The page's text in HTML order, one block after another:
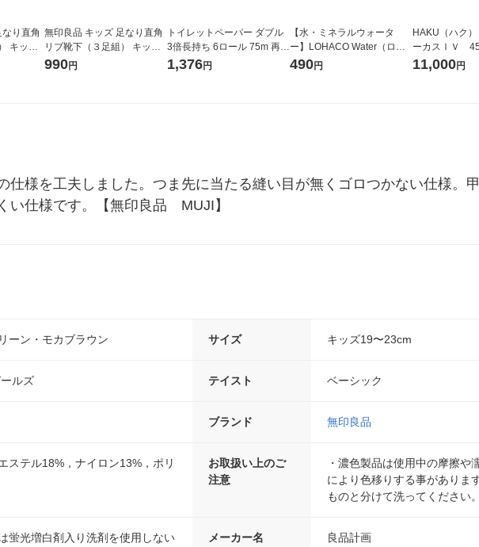
り直角
キッズ
品計画
無印良品 キッズ 足なり直角
リブ靴下（３足組） キッズ
１９〜２３ｃｍ 薄ブルー グ
990円
トイレットペーパー ダブル
3倍長持ち 6ロール 75m 再生
紙配合 スコッティフラワー
1,376円
【水・ミネラルウォータ
ー】LOHACO Water（ロハ
コウォーター）2L ラベルレ
490円
HAKU（ハク
ーカスＩＶ
堂 おまけ付き
11,000円
仕様を工夫しました。つま先に当たる縫い目が無くゴロつかない仕様。
い仕様です。【無印良品　MUJI】
ーン・モカブラウン サイズ キッズ19〜23cm
ルズ テイスト ベーシック
ブランド 無印良品
ステル18%，ナイロン13%，ポリ
お取扱い上のご
注意
・濃色製品は使用中の摩擦や
により色移りする事がありま
ものと分けて洗ってください。
蛍光増白剤入り洗剤を使用しない
メーカー名 良品計画